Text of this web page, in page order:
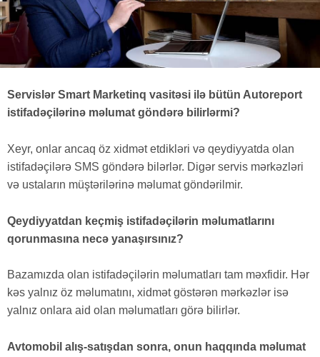
Servislər Smart Marketinq vasitəsi ilə bütün Autoreport
istifadəçilərinə məlumat göndərə bilirlərmi?
Xeyr, onlar ancaq öz xidmət etdikləri və qeydiyyatda olan
istifadəçilərə SMS göndərə bilərlər. Digər servis mərkəzləri
və ustaların müştərilərinə məlumat göndərilmir.
Qeydiyyatdan keçmiş istifadəçilərin məlumatlarını
qorunmasına necə yanaşırsınız?
Bazamızda olan istifadəçilərin məlumatları tam məxfidir. Hər
kəs yalnız öz məlumatını, xidmət göstərən mərkəzlər isə
yalnız onlara aid olan məlumatları görə bilirlər.
Avtomobil alış-satışdan sonra, onun haqqında məlumat